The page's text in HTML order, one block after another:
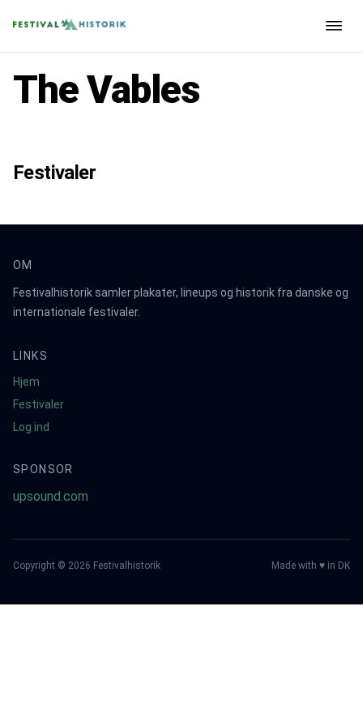
The Vables
Festivaler
OM
Festivalhistorik samler plakater, lineups og historik fra danske og
internationale festivaler.
LINKS
Hjem
Festivaler
Log ind
SPONSOR
upsound.com
Copyright © 2026 Festivalhistorik Made with ♥ in DK